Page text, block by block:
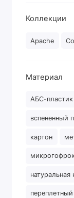
Коллекции
Apache
Материал
АБС-пластик
вспененный
картон
натуральная